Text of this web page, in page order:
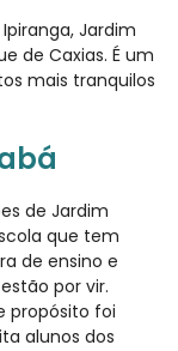
Jardim
de Caxias. É um
mais tranquilos
de Jardim
que tem
de ensino e
por vir.
propósito foi
alunos dos